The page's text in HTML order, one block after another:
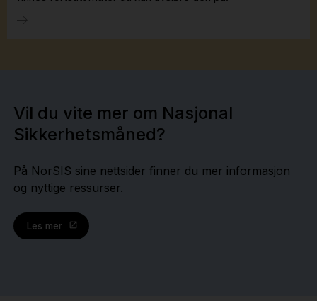
Vil du vite mer om Nasjonal
Sikkerhetsmåned?
På NorSIS sine nettsider finner du mer informasjon
og nyttige ressurser.
Les mer